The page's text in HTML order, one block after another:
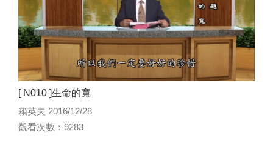
[ N010 ]生命的寬
賴英夫 2016/12/28
觀看次數：9283